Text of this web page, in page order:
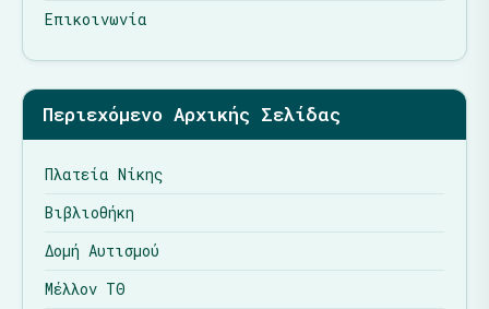
Επικοινωνία
Περιεχόμενο Αρχικής Σελίδας
Πλατεία Νίκης
Βιβλιοθήκη
Δομή Αυτισμού
Μέλλον ΤΘ